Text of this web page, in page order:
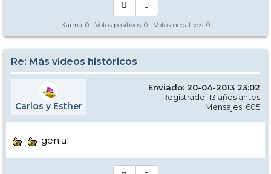
Karma: 0 - Votos positivos: 0 - Votos negativos: 0
Re: Más videos históricos
Carlos y Esther
Enviado: 20-04-2013 23:02
Registrado: 13 años antes
Mensajes: 605
genial